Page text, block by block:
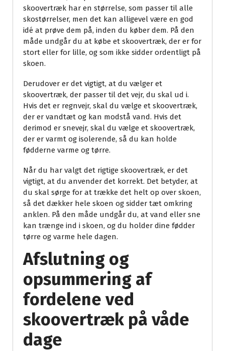
skoovertræk har en størrelse, som passer til alle
skostørrelser, men det kan alligevel være en god
idé at prøve dem på, inden du køber dem. På den
måde undgår du at købe et skoovertræk, der er for
stort eller for lille, og som ikke sidder ordentligt på
skoen.
Derudover er det vigtigt, at du vælger et
skoovertræk, der passer til det vejr, du skal ud i.
Hvis det er regnvejr, skal du vælge et skoovertræk,
der er vandtæt og kan modstå vand. Hvis det
derimod er snevejr, skal du vælge et skoovertræk,
der er varmt og isolerende, så du kan holde
fødderne varme og tørre.
Når du har valgt det rigtige skoovertræk, er det
vigtigt, at du anvender det korrekt. Det betyder, at
du skal sørge for at trække det helt op over skoen,
så det dækker hele skoen og sidder tæt omkring
anklen. På den måde undgår du, at vand eller sne
kan trænge ind i skoen, og du holder dine fødder
tørre og varme hele dagen.
Afslutning og
opsummering af
fordelene ved
skoovertræk på våde
dage